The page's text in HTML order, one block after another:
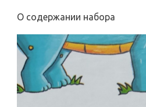
О содержании набора